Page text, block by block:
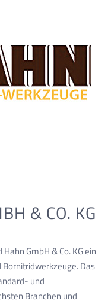
& CO. KG
GmbH & Co. KG ein
Das
und
Branchen und